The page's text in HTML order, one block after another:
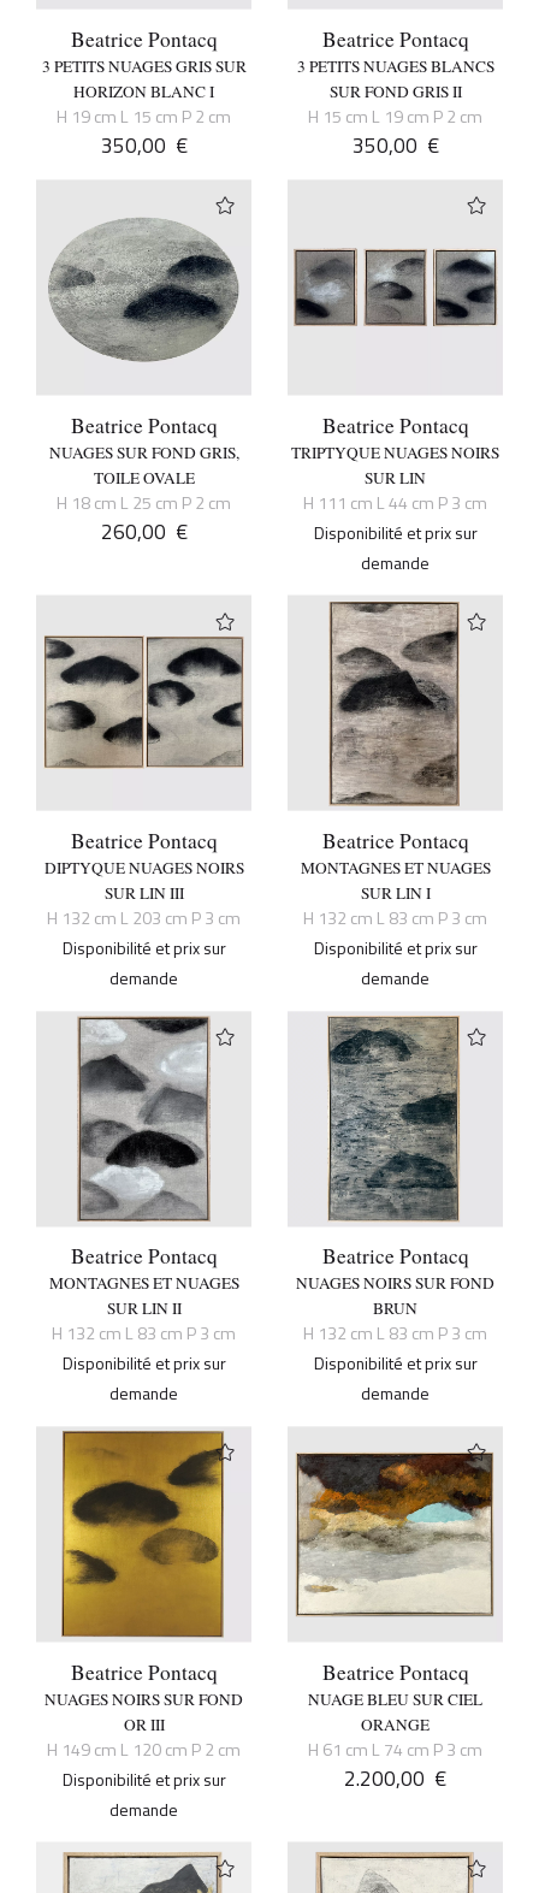
Beatrice Pontacq
3 PETITS NUAGES GRIS SUR
HORIZON BLANC I
H 19 cm L 15 cm P 2 cm
350,00 €
Beatrice Pontacq
3 PETITS NUAGES BLANCS
SUR FOND GRIS II
H 15 cm L 19 cm P 2 cm
350,00 €
Beatrice Pontacq
NUAGES SUR FOND GRIS,
TOILE OVALE
H 18 cm L 25 cm P 2 cm
260,00 €
Beatrice Pontacq
TRIPTYQUE NUAGES NOIRS
SUR LIN
H 111 cm L 44 cm P 3 cm
Disponibilité et prix sur
demande
Beatrice Pontacq
DIPTYQUE NUAGES NOIRS
SUR LIN III
H 132 cm L 203 cm P 3 cm
Disponibilité et prix sur
demande
Beatrice Pontacq
MONTAGNES ET NUAGES
SUR LIN I
H 132 cm L 83 cm P 3 cm
Disponibilité et prix sur
demande
Beatrice Pontacq
MONTAGNES ET NUAGES
SUR LIN II
H 132 cm L 83 cm P 3 cm
Disponibilité et prix sur
demande
Beatrice Pontacq
NUAGES NOIRS SUR FOND
BRUN
H 132 cm L 83 cm P 3 cm
Disponibilité et prix sur
demande
Beatrice Pontacq
NUAGES NOIRS SUR FOND
OR III
H 149 cm L 120 cm P 2 cm
Disponibilité et prix sur
demande
Beatrice Pontacq
NUAGE BLEU SUR CIEL
ORANGE
H 61 cm L 74 cm P 3 cm
2.200,00 €